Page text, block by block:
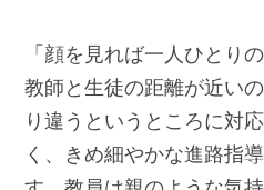
「顔を見れば一人ひとり
教師と生徒の距離が近い
り違うというところに対
く、きめ細やかな進路指